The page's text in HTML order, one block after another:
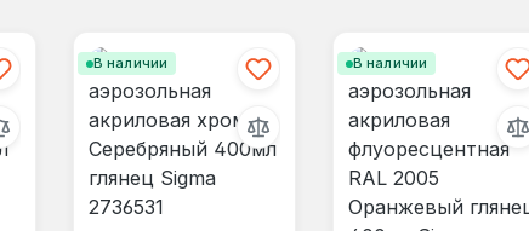
В наличии В наличии